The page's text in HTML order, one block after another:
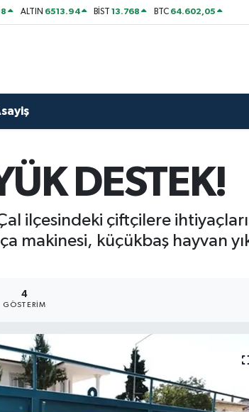
ALTIN 6513.94 BİST13.768 BTC 64.602,05
DESTEK!
ilçesindeki çiftçilere
makinesi, küçükbaş hayvan
4
GÖSTERIM